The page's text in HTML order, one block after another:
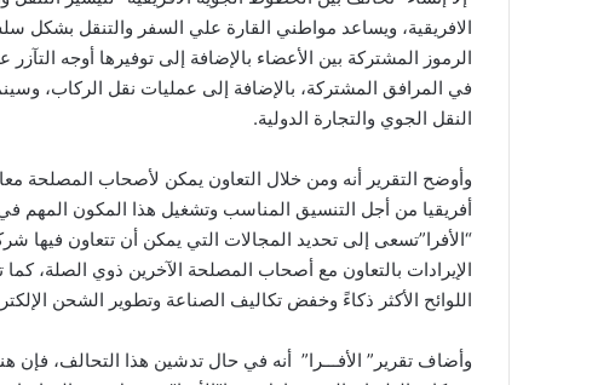
الافريقية، ويساعد مواطني القارة علي السفر والتنقل
الرموز المشتركة بين الأعضاء بالإضافة إلى توفيرها أوجه
في المرافق المشتركة، بالإضافة إلى عمليات نقل الركاب،
النقل الجوي والتجارة الدولية.
وأوضح التقرير أنه ومن خلال التعاون يمكن لأصحاب المصلحة
أفريقيا من أجل التنسيق المناسب وتشغيل هذا المكون المهم
“الأفرا”تسعى إلى تحديد المجالات التي يمكن أن تتعاون فيها
الإيرادات بالتعاون مع أصحاب المصلحة الآخرين ذوي الصلة،
اللوائح الأكثر ذكاءً وخفض تكاليف الصناعة وتطوير الشحن
وأضاف تقرير” الأفـــرا” أنه في حال تدشين هذا التحالف، فإن